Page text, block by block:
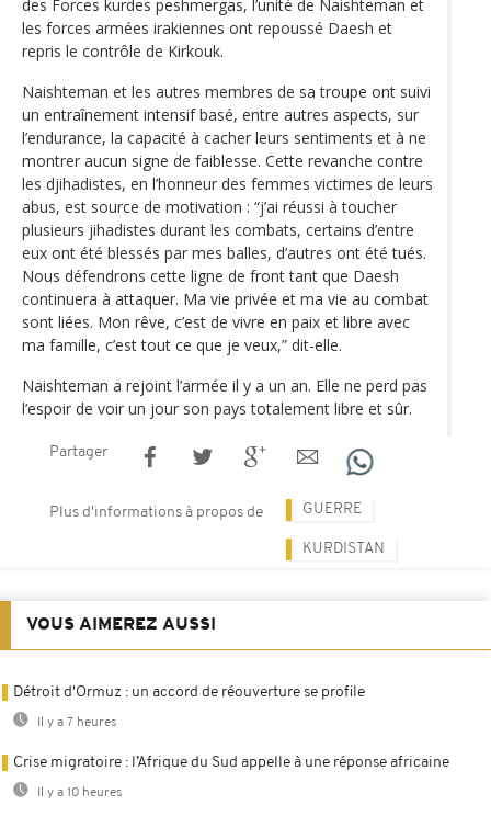
des Forces kurdes peshmergas, l’unité de Naishteman et
les forces armées irakiennes ont repoussé Daesh et
repris le contrôle de Kirkouk.
Naishteman et les autres membres de sa troupe ont suivi
un entraînement intensif basé, entre autres aspects, sur
l’endurance, la capacité à cacher leurs sentiments et à ne
montrer aucun signe de faiblesse. Cette revanche contre
les djihadistes, en l’honneur des femmes victimes de leurs
abus, est source de motivation : “j’ai réussi à toucher
plusieurs jihadistes durant les combats, certains d’entre
eux ont été blessés par mes balles, d’autres ont été tués.
Nous défendrons cette ligne de front tant que Daesh
continuera à attaquer. Ma vie privée et ma vie au combat
sont liées. Mon rêve, c’est de vivre en paix et libre avec
ma famille, c’est tout ce que je veux,” dit-elle.
Naishteman a rejoint l’armée il y a un an. Elle ne perd pas
l’espoir de voir un jour son pays totalement libre et sûr.
Partager
Plus d'informations à propos de GUERRE
KURDISTAN
VOUS AIMEREZ AUSSI
Détroit d'Ormuz : un accord de réouverture se profile
Il y a 7 heures
Crise migratoire : l’Afrique du Sud appelle à une réponse africaine
Il y a 10 heures